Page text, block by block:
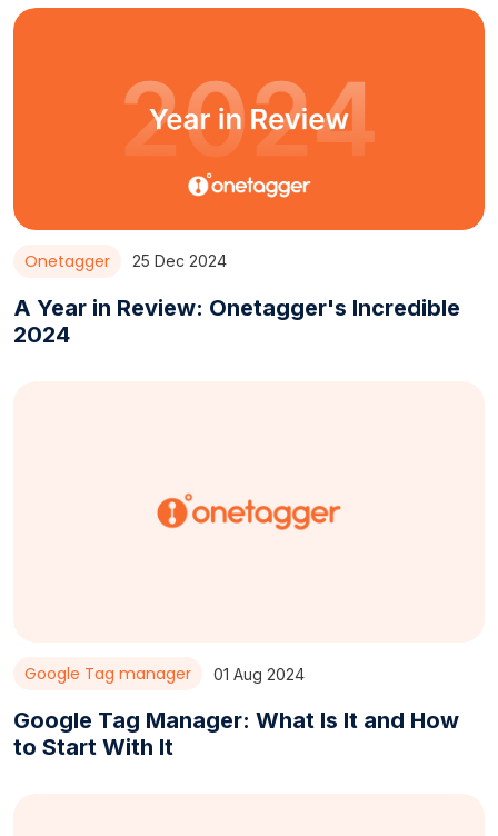
Onetagger 25 Dec 2024
A Year in Review: Onetagger's Incredible
2024
Google Tag manager 01 Aug 2024
Google Tag Manager: What Is It and How
to Start With It